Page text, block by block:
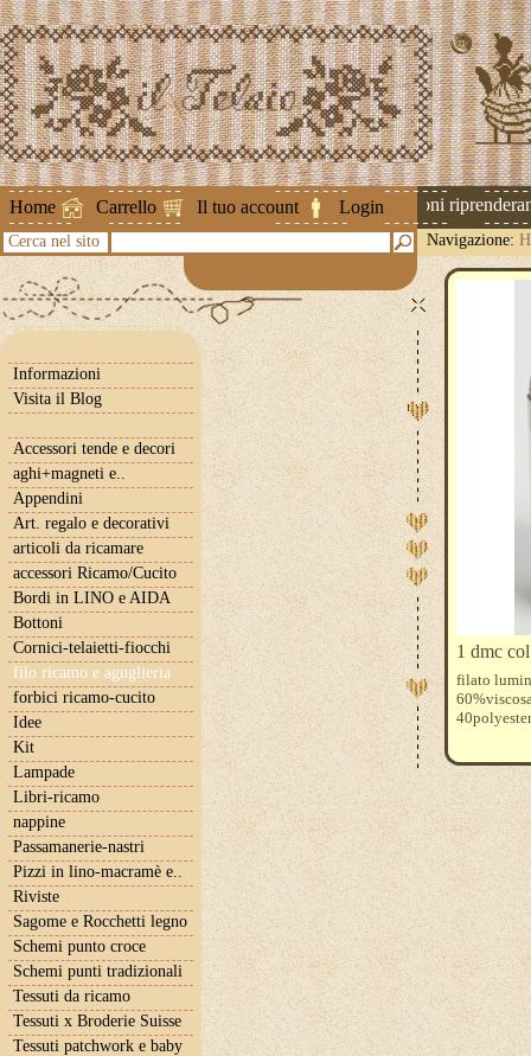
Home Carrello Il tuo account Login
Attenzione ! Le spedizioni
Cerca nel sito Navigazione:
Informazioni
Visita il Blog
Accessori tende e decori
aghi+magneti e..
Appendini
Art. regalo e decorativi
articoli da ricamare
accessori Ricamo/Cucito
Bordi in LINO e AIDA
Bottoni
Cornici-telaietti-fiocchi
filo ricamo e aguglieria
forbici ricamo-cucito
Idee
Kit
Lampade
Libri-ricamo
nappine
Passamanerie-nastri
Pizzi in lino-macramè e..
Riviste
Sagome e Rocchetti legno
Schemi punto croce
Schemi punti tradizionali
Tessuti da ricamo
Tessuti x Broderie Suisse
Tessuti patchwork e baby
1 dmc
filato